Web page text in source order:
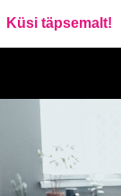
Küsi täpsemalt!